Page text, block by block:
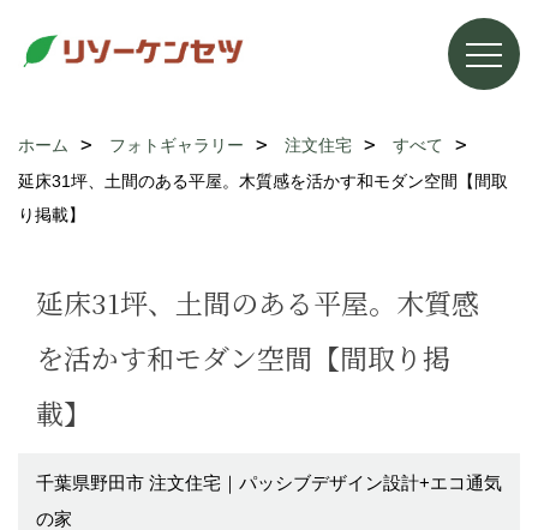
ホーム フォトギャラリー 注文住宅
すべて
延床31坪、土間のある平屋。木質感を活かす和モダン空間【間取
り掲載】
延床31坪、土間のある平屋。木質感
を活かす和モダン空間【間取り掲
載】
千葉県野田市 注文住宅｜パッシブデザイン設計+エコ通気
の家